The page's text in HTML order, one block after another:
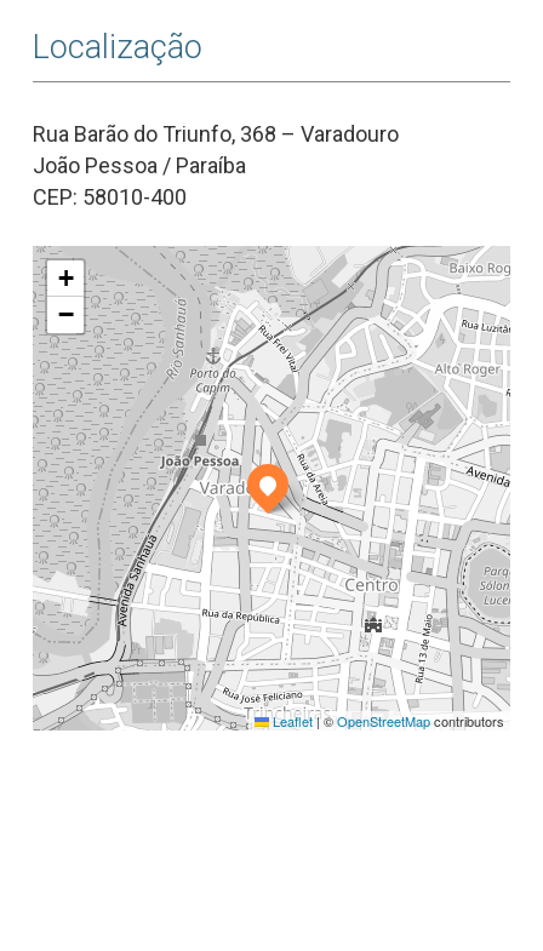
Localização
Rua Barão do Triunfo, 368 – Varadouro
João Pessoa / Paraíba
CEP: 58010-400
+
−
Leaflet|©OpenStreetMapcontributors